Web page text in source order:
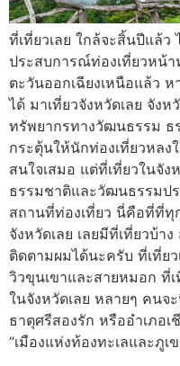
ที่เที่ยวเลย ใกล้จะสิ้นปีแล้ว
ประสบการณ์ท่องเที่ยวหน้
ตะวันออกเฉียงเหนือแล้ว ห
ได้ มาเที่ยวจังหวัดเลย จัง
ทรัพยากรทางวัฒนธรรม
กระตุ้นให้นักท่องเที่ยวหลง
สนใจเสมอ แต่ที่เที่ยวในจัง
ธรรมชาติและวัฒนธรรมปร
สถานที่ท่องเที่ยว นี่คือที่ที่ทุ
จังหวัดเลย เลยมีที่เที่ยวบ้า
ติดตามผมได้นะครับ ที่เที่ย
วิวขุนเขาและสายหมอก ที่เ
ในจังหวัดเลย หลายๆ คนจ
ธาตุศรีสองรัก หรืออำเภอ
“เมืองแห่งท้องทะเลและภูเ